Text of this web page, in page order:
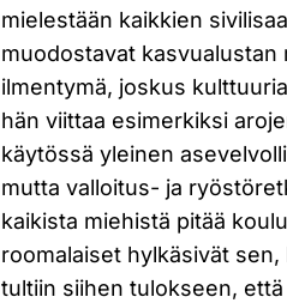
mielestään kaikkien
muodostavat
ilmentymä, joskus
hän viittaa esimerkiksi
käytössä yleinen
mutta valloitus- ja
kaikista miehistä pitää
roomalaiset hylkäsivät
tultiin siihen tulokseen,